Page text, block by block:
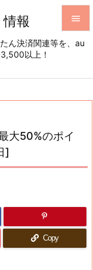
報
ん決済関連等を、au
以上！





大50%のポイ
]
Copy